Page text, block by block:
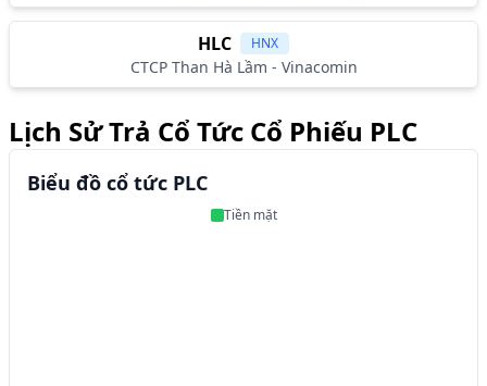
HLC HNX
CTCP Than Hà Lầm - Vinacomin
Lịch Sử Trả Cổ Tức Cổ Phiếu PLC
Biểu đồ cổ tức PLC
Tiền mặt